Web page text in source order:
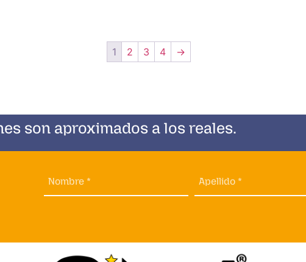
1 2 3 4 →
son aproximados a los reales.
Nombre * Apellido *